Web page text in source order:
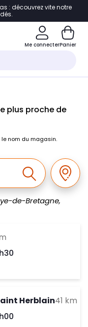
: découvrez vite notre
Me connecterPanier
plus proche de
nom du magasin.
& Pays
Effectuer la
de-Bretagne,
Herblain41 km